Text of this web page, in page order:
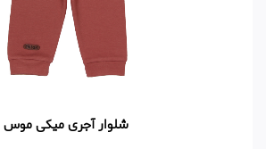
شلوار آجری میکی موس